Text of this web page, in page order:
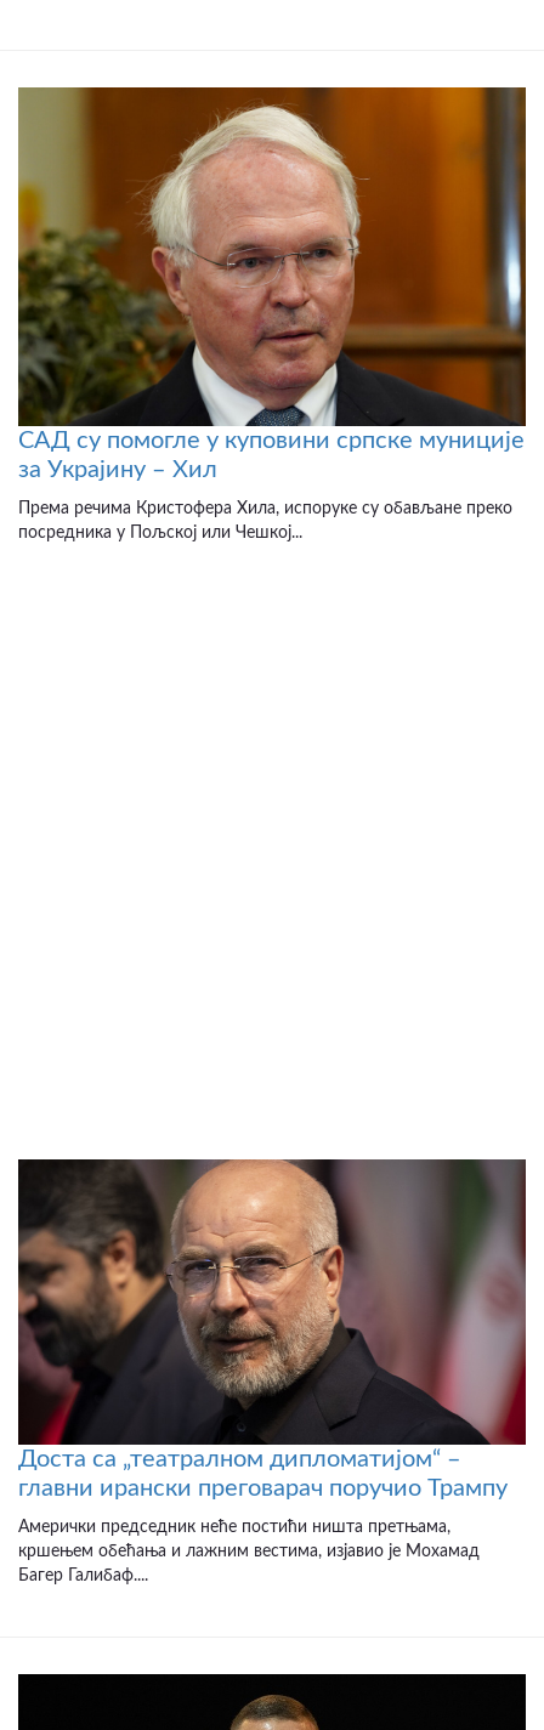
САД су помогле у куповини српске муниције
за Украјину – Хил
Према речима Кристофера Хила, испоруке су обављане преко
посредника у Пољској или Чешкој...
Доста са „театралном дипломатијом“ –
главни ирански преговарач поручио Трампу
Амерички председник неће постићи ништа претњама,
кршењем обећања и лажним вестима, изјавио је Мохамад
Багер Галибаф....